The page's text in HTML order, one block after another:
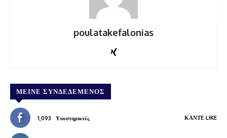
poulatakefalonias
ΜΕΊΝΕ ΣΥΝΔΕΔΕΜΈΝΟΣ
1,093 Υποστηρικτές ΚΆΝΤΕ LIKE